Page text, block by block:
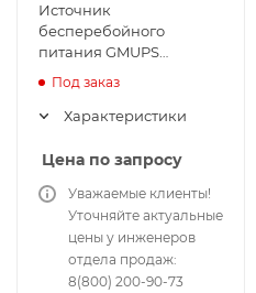
Источник
бесперебойного
питания GMUPS
Под заказ
Характеристики
Цена по запросу
Уважаемые клиенты!
Уточняйте актуальные
цены у инженеров
отдела продаж:
8(800) 200-90-73